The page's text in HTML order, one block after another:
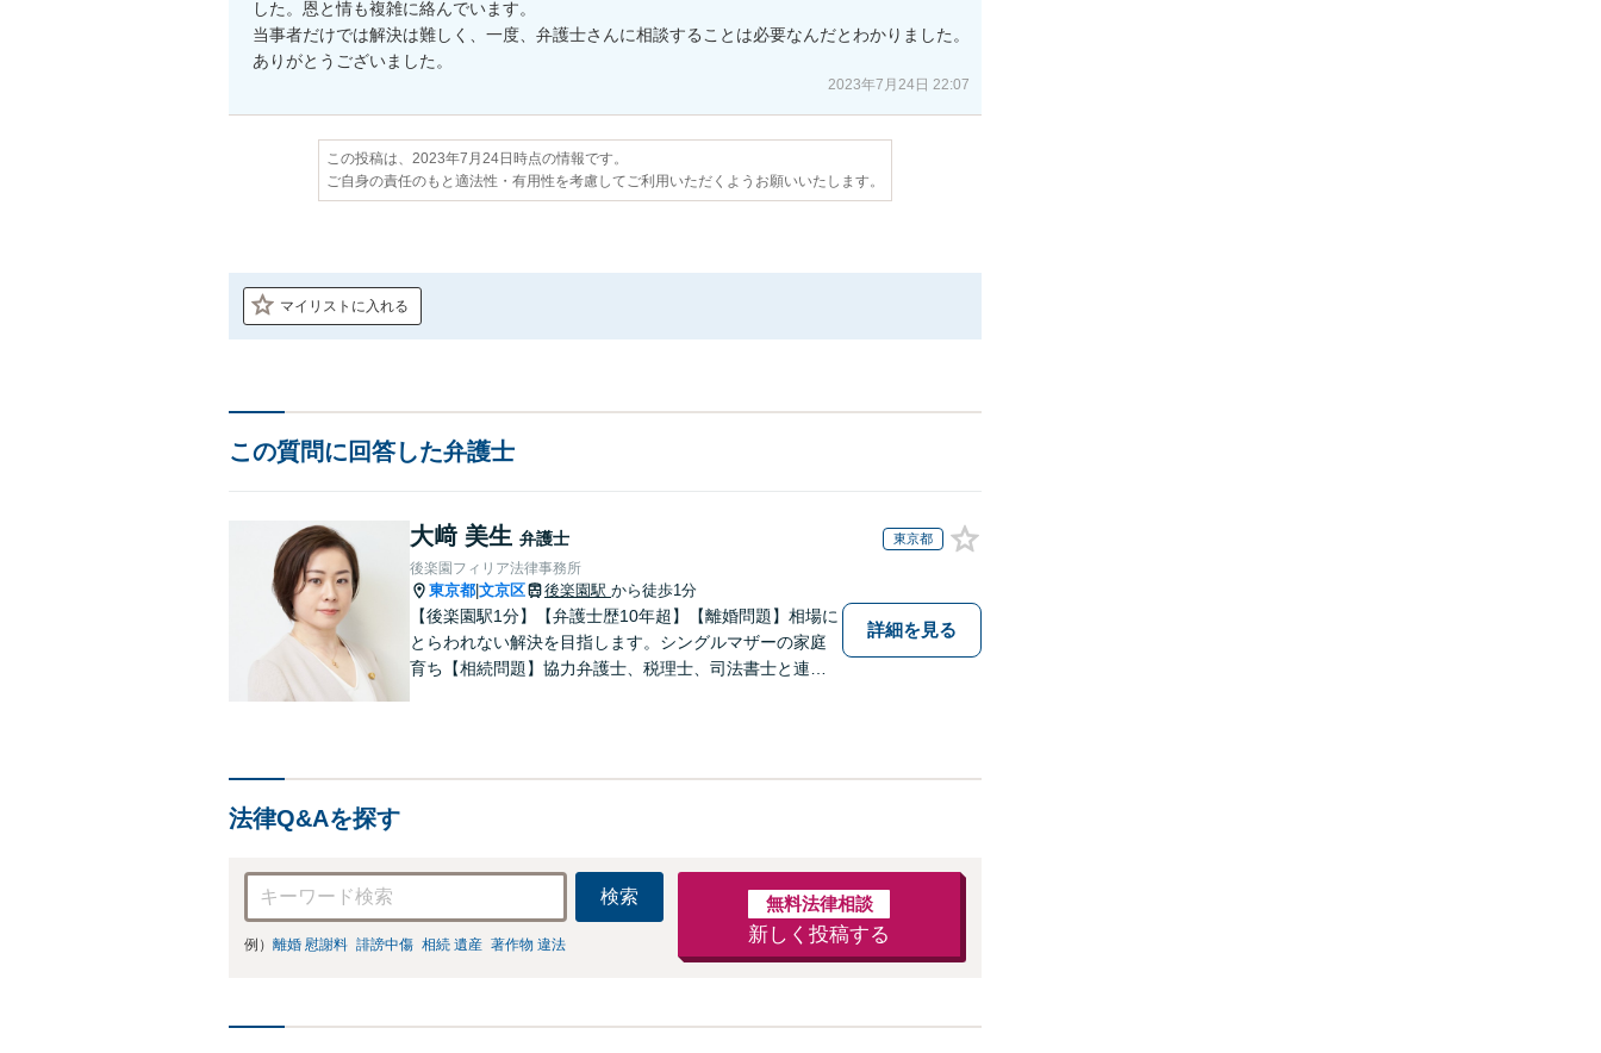
した。恩と情も複雑に絡んでいます。
当事者だけでは解決は難しく、一度、弁護士さんに相談することは必要なんだとわかりました。
ありがとうございました。
2023年7月24日 22:07
この投稿は、2023年7月24日時点の情報です。
ご自身の責任のもと適法性・有用性を考慮してご利用いただくようお願いいたします。
マイリストに入れる
この質問に回答した弁護士
大﨑 美生 弁護士 東京都
後楽園フィリア法律事務所
東京都 文京区 後楽園駅 から徒歩1分
【後楽園駅1分】【弁護士歴10年超】【離婚問題】相場に
とらわれない解決を目指します。シングルマザーの家庭
育ち【相続問題】協力弁護士、税理士、司法書士と連携
詳細を見る
法律Q&Aを探す
検索
例） 離婚 慰謝料 誹謗中傷 相続 遺産 著作物 違法
無料法律相談
新しく投稿する